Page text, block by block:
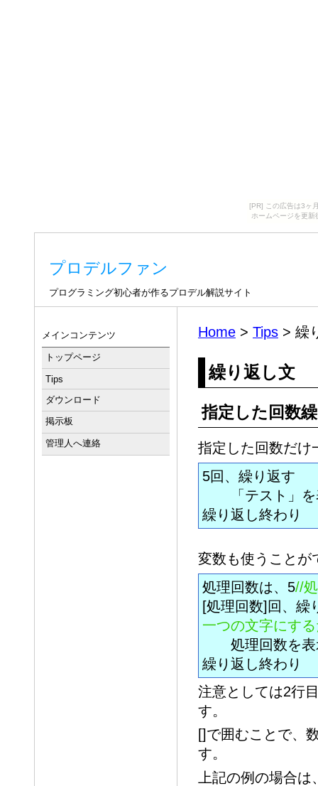
[PR] この広告は3ヶ
ホームページを更
プロデルファン
プログラミング初心者が作るプロデル解説サイト
Home > Tips > 繰
繰り返し文
指定した回数
指定した回数だけ
5回、繰り返す
「テスト」を
繰り返し終わり
変数も使うことが
処理回数は、5//
[処理回数]回、繰
一つの文字にす
処理回数を表
繰り返し終わり
注意としては2行
す。
[]で囲むことで、
す。
上記の例の場合
メインコンテンツ
トップページ
Tips
ダウンロード
掲示板
管理人へ連絡